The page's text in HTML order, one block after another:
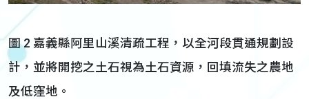
圖 2 嘉義縣阿里山溪清疏工程，以全河段貫通規劃設
計，並將開挖之土石視為土石資源，回填流失之農地
及低窪地。